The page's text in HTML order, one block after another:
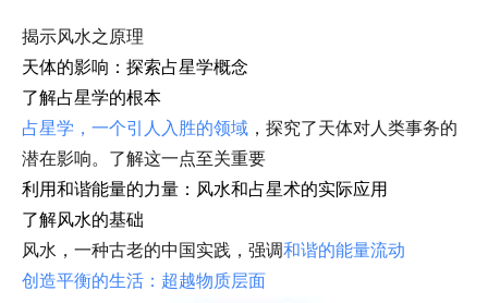
揭示风水之原理
天体的影响：探索占星学概念
了解占星学的根本
占星学，一个引人入胜的领域 ，探究了天体对人类事务的
潜在影响。了解这一点至关重要
利用和谐能量的力量：风水和占星术的实际应用
了解风水的基础
风水，一种古老的中国实践，强调和谐的能量流动
创造平衡的生活：超越物质层面